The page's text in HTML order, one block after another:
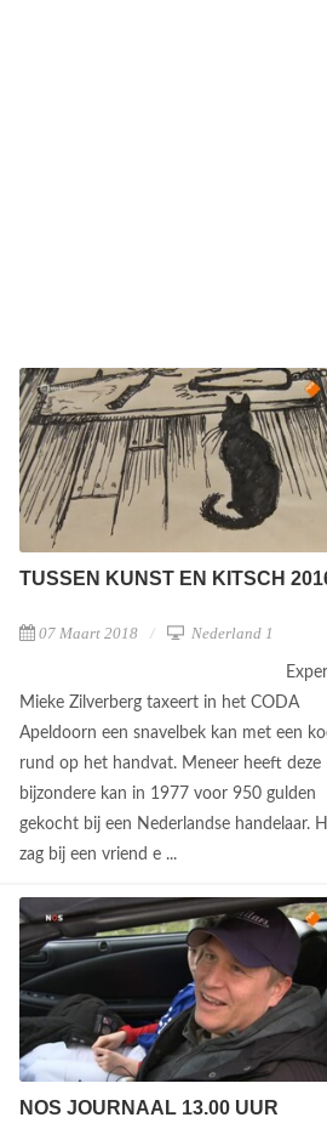
TUSSEN KUNST EN KITSCH
07 Maart 2018 Nederland 1
Mieke Zilverberg taxeert in het CODA
Apeldoorn een snavelbek kan met een
rund op het handvat. Meneer heeft deze
bijzondere kan in 1977 voor 950 gulden
gekocht bij een Nederlandse handelaar.
zag bij een vriend e ...
NOS JOURNAAL 13.00 UUR